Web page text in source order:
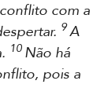
com a
9A
10 Não há
pois a